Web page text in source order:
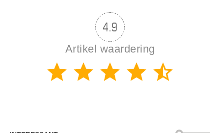
4.9
Artikel waardering